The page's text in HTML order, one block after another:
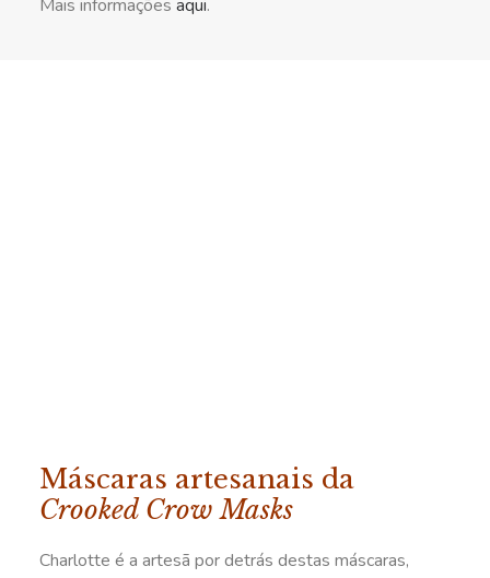
Mais informações aqui.
Máscaras artesanais da
Crooked Crow Masks
Charlotte é a artesã por detrás destas máscaras,